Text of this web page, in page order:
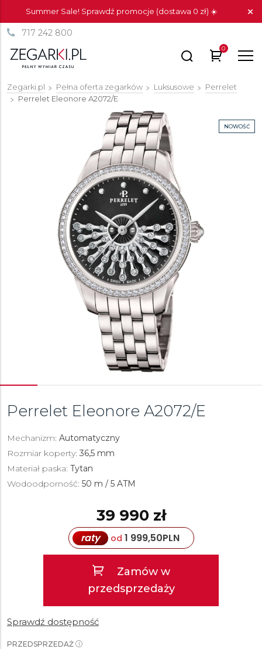
Summer Sale! Sprawdź promocje (dostawa 0 zł) ☀️
717 242 800
0
Zegarki.pl Pełna oferta zegarków Luksusowe
Perrelet
Perrelet Eleonore A2072/E
NOWOŚĆ
Perrelet Eleonore A2072/E
Mechanizm: Automatyczny
Rozmiar koperty: 36,5 mm
Materiał paska: Tytan
Wodoodporność: 50 m / 5 ATM
39 990 zł
raty od 1 999,50PLN
przedsprzedaży
Sprawdź dostępność
PRZEDSPRZEDAŻ